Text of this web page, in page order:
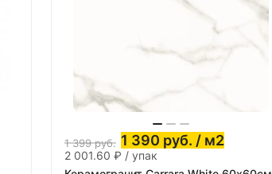
1 399руб. 1 390 руб. / м2
2 001.60 ₽ / упак